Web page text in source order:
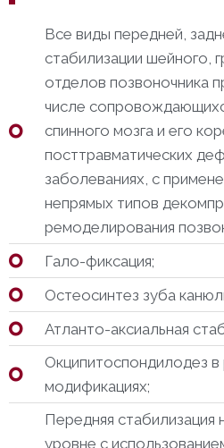
Все виды передней,
стабилизации шейного,
отделов позвоночника
числе
спинного мозга и его
посттравматических
заболеваниях, с
непрямых типов
ремоделирования
Гало-фиксация;
Остеосинтез зуба
Атланто-аксиальная
Окципитоспондилодез в
модификациях;
Передняя стабилизация
уровне с